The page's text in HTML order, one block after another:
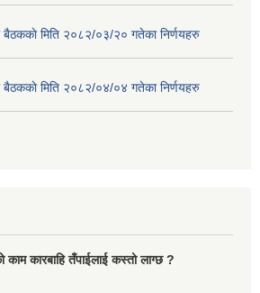
बैठककाे मिति २०८२/०३/२० गतेका निर्णयहरु
बैठककाे मिति २०८२/०४/०४ गतेका निर्णयहरु
काम कारबाहि तँपाईलाई कस्तो लाग्छ ?